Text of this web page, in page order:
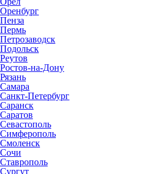
Оренбург
Пенза
Пермь
Петрозаводск
Подольск
Реутов
Ростов-на-Дону
Рязань
Самара
Санкт-Петербург
Саранск
Саратов
Севастополь
Симферополь
Смоленск
Сочи
Ставрополь
Сургут